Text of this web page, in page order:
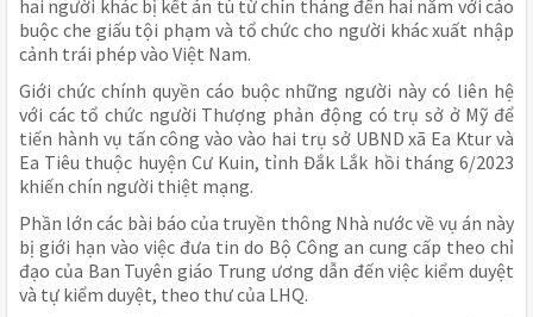
hai người khác bị kết án tù từ chín tháng đến hai năm với cáo
buộc che giấu tội phạm và tổ chức cho người khác xuất nhập
cảnh trái phép vào Việt Nam.
Giới chức chính quyền cáo buộc những người này có liên hệ
với các tổ chức người Thượng phản động có trụ sở ở Mỹ để
tiến hành vụ tấn công vào vào hai trụ sở UBND xã Ea Ktur và
Ea Tiêu thuộc huyện Cư Kuin, tỉnh Đắk Lắk hồi tháng 6/2023
khiến chín người thiệt mạng.
Phần lớn các bài báo của truyền thông Nhà nước về vụ án này
bị giới hạn vào việc đưa tin do Bộ Công an cung cấp theo chỉ
đạo của Ban Tuyên giáo Trung ương dẫn đến việc kiểm duyệt
và tự kiểm duyệt, theo thư của LHQ.